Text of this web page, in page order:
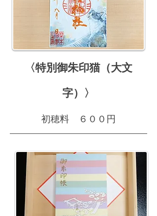
〈特別御朱印猫（大文
字）〉
初穂料 ６００円